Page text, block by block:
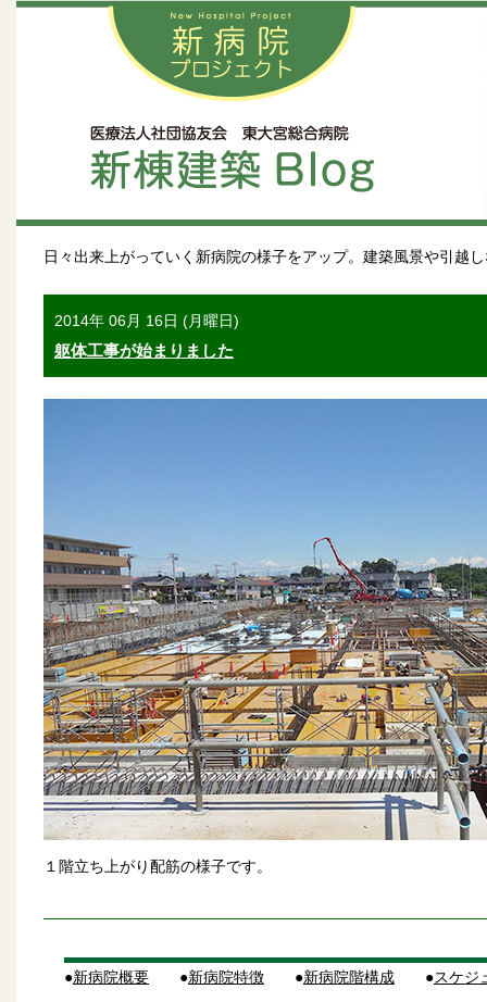
日々出来上がっていく新病院の様子をアップ。建築風景や引越
2014年 06月 16日 (月曜日)
躯体工事が始まりました
１階立ち上がり配筋の様子です。
●新病院概要 ●新病院特徴 ●新病院階構成 ●スケジ